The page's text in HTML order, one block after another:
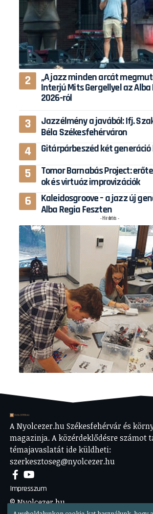
„A jazz minden arcát
Interjú Mits Gergellyel az Alba
2026-ról
Jazzélmény a javából: Ifj.
Béla Székesfehérváron
Gitárpárbeszéd két
Tomor Barnabás Project:
ok és virtuóz improvizációk
Kaleidosgroove – a jazz új
Alba Regia Feszten
- Hirdetés -
A Nyolcezer.hu Székesfehérvár és
magazinja. A közérdeklődésre számot
témajavaslatát ide küldheti:
szerkesztoseg@nyolcezer.hu
Impresszum
© Nyolcezer.hu